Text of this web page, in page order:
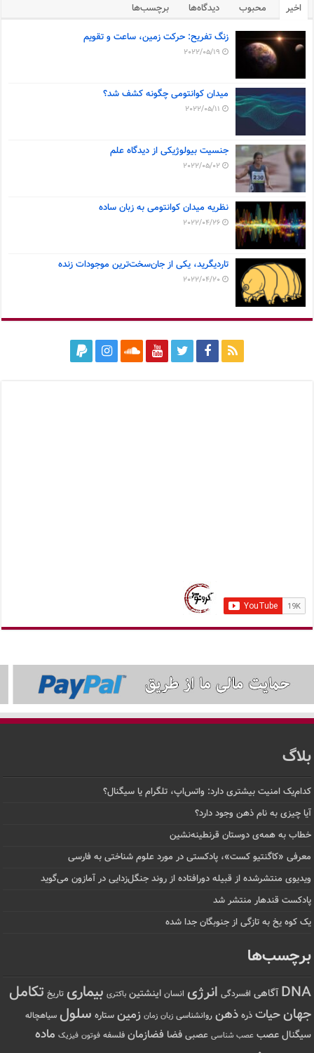
اخیر محبوب دیدگاه‌ها برچسب‌ها
زنگ تفریح: حرکت زمین، ساعت و تقویم
2022/05/19
میدان کوانتومی چگونه کشف شد؟
2022/05/11
جنسیت بیولوژیکی از دیدگاه علم
2022/05/02
نظریه میدان کوانتومی به زبان ساده
2022/04/26
تاردیگرید، یکی از جان‌سخت‌ترین موجودات زنده
2022/04/20
بلاگ
کدام‌یک امنیت بیشتری دارد: واتس‌اپ، تلگرام یا سیگنال؟
آیا چیزی به نام ذهن وجود دارد؟
خطاب به همه‌ی دوستان قرنطینه‌نشین
معرفی «کاگنتیو کست»، پادکستی در مورد علوم شناختی به فارسی
ویدیوی منتشرشده از قبیله دورافتاده‌ از روند جنگل‌زدایی در آمازون می‌گوید
پادکست قندهار منتشر شد
یک کوه یخ به تازگی از جنوبگان جدا شده
برچسب‌ها
DNA آگاهی افسردگی انرژی انسان اینشتین باکتری بیماری تاریخ تکامل
جهانحیات ذره ذهن روانشناسی زبان زمان زمین ستاره سلول سیاهچاله
سیگنال عصب عصب شناسی عصبی فضا فضازمان فلسفه فوتون فیزیک ماده